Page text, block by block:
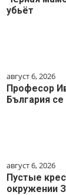
убьёт
август 6, 2026
Професор
България
август 6, 2026
Пустые
окружении